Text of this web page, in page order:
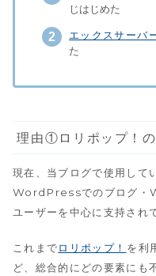
じはじめた
エックスサーバ
た
理由①ロリポップ！
現在、当ブログで使用して
WordPressでのブログ・
ユーザーを中心に支持され
これまでロリポップ！ を利
ど、総合的にどの要素にも